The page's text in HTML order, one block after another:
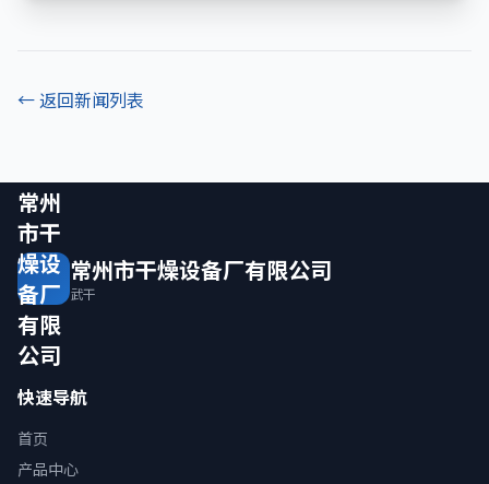
← 返回新闻列表
常州
市干
燥设
备厂
有限
公司
常州市干燥设备厂有限公司
武干
快速导航
首页
产品中心